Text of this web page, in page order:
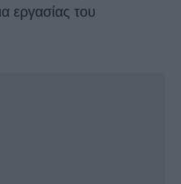
εργασίας του